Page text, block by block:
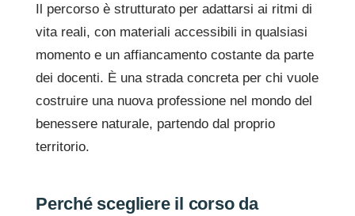
Il percorso è strutturato per adattarsi ai ritmi di
vita reali, con materiali accessibili in qualsiasi
momento e un affiancamento costante da parte
dei docenti. È una strada concreta per chi vuole
costruire una nuova professione nel mondo del
benessere naturale, partendo dal proprio
territorio.
Perché scegliere il corso da